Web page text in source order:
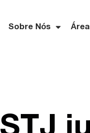
Sobre Nós